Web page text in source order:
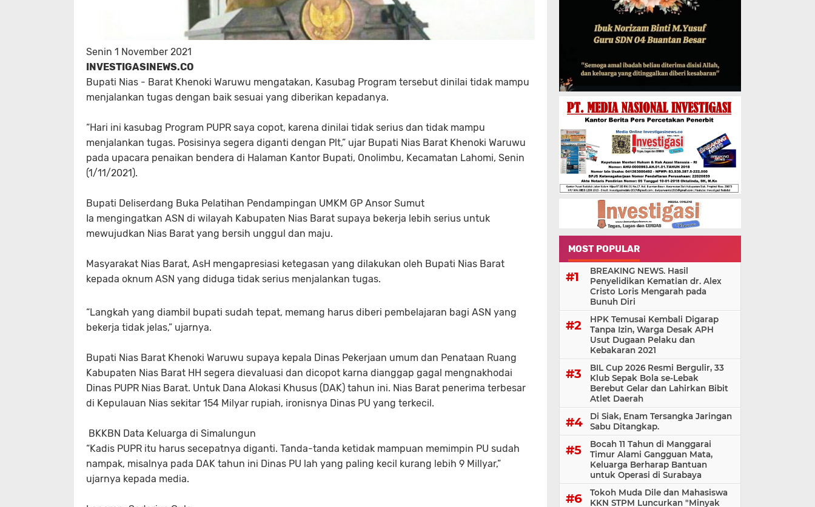
Senin 1 November 2021
INVESTIGASINEWS.CO
Bupati Nias - Barat Khenoki Waruwu mengatakan, Kasubag Program tersebut dinilai tidak mampu
menjalankan tugas dengan baik sesuai yang diberikan kepadanya.
“Hari ini kasubag Program PUPR saya copot, karena dinilai tidak serius dan tidak mampu
menjalankan tugas. Posisinya segera diganti dengan Plt,” ujar Bupati Nias Barat Khenoki Waruwu
pada upacara penaikan bendera di Halaman Kantor Bupati, Onolimbu, Kecamatan Lahomi, Senin
(1/11/2021).
Bupati Deliserdang Buka Pelatihan Pendampingan UMKM GP Ansor Sumut
Ia mengingatkan ASN di wilayah Kabupaten Nias Barat supaya bekerja lebih serius untuk
mewujudkan Nias Barat yang bersih unggul dan maju.
Masyarakat Nias Barat, AsH mengapresiasi ketegasan yang dilakukan oleh Bupati Nias Barat
kepada oknum ASN yang diduga tidak serius menjalankan tugas.
“Langkah yang diambil bupati sudah tepat, memang harus diberi pembelajaran bagi ASN yang
bekerja tidak jelas,” ujarnya.
Bupati Nias Barat Khenoki Waruwu supaya kepala Dinas Pekerjaan umum dan Penataan Ruang
Kabupaten Nias Barat HH segera dievaluasi dan dicopot karna dianggap gagal mengnakhodai
Dinas PUPR Nias Barat. Untuk Dana Alokasi Khusus (DAK) tahun ini. Nias Barat penerima terbesar
di Kepulauan Nias sekitar 154 Milyar rupiah, ironisnya Dinas PU yang terkecil.
BKKBN Data Keluarga di Simalungun
“Kadis PUPR itu harus secepatnya diganti. Tanda-tanda ketidak mampuan memimpin PU sudah
nampak, misalnya pada DAK tahun ini Dinas PU lah yang paling kecil kurang lebih 9 Millyar,”
ujarnya kepada media.
MOST POPULAR
BREAKING NEWS. Hasil
Penyelidikan Kematian dr. Alex
Cristo Loris Mengarah pada
Bunuh Diri
HPK Temusai Kembali Digarap
Tanpa Izin, Warga Desak APH
Usut Dugaan Pelaku dan
Kebakaran 2021
BIL Cup 2026 Resmi Bergulir, 33
Klub Sepak Bola se-Lebak
Berebut Gelar dan Lahirkan Bibit
Atlet Daerah
Di Siak, Enam Tersangka Jaringan
Sabu Ditangkap.
Bocah 11 Tahun di Manggarai
Timur Alami Gangguan Mata,
Keluarga Berharap Bantuan
untuk Operasi di Surabaya
Tokoh Muda Dile dan Mahasiswa
KKN STPM Luncurkan "Minyak